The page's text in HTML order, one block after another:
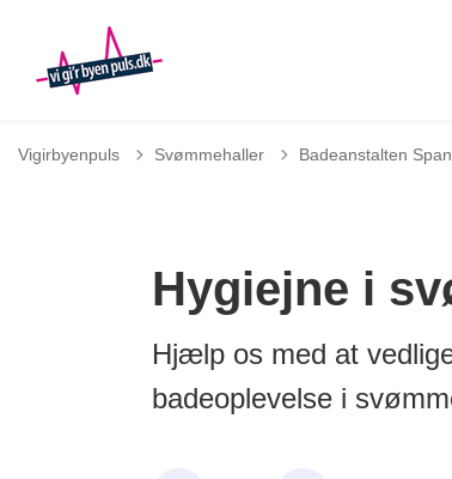
Vigirbyenpuls Svømmehaller Badeanstalten
Hygiejne i
Hjælp os med at
badeoplevelse i